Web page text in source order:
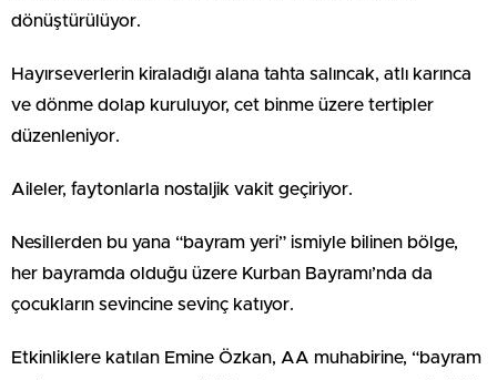
dönüştürülüyor.
Hayırseverlerin kiraladığı alana tahta salıncak, atlı karınca
ve dönme dolap kuruluyor, cet binme üzere tertipler
düzenleniyor.
Aileler, faytonlarla nostaljik vakit geçiriyor.
Nesillerden bu yana “bayram yeri” ismiyle bilinen bölge,
her bayramda olduğu üzere Kurban Bayramı’nda da
çocukların sevincine sevinç katıyor.
Etkinliklere katılan Emine Özkan, AA muhabirine, “bayram